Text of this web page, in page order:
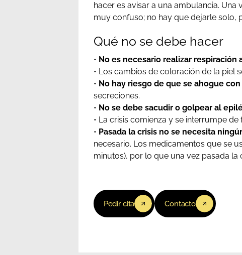
hacer es avisar a una ambulancia.
muy confuso; no hay que dejarle solo,
Qué no se debe hacer
• No es necesario realizar respiración
• Los cambios de coloración de la piel
• No hay riesgo de que se ahogue
secreciones.
• No se debe sacudir o golpear al
• La crisis comienza y se interrumpe
• Pasada la crisis no se necesita
necesario. Los medicamentos que se
minutos), por lo que una vez pasada la
Pedir cita Contacto